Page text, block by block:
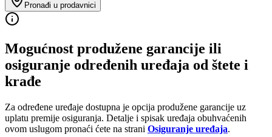
Pronađi u prodavnici
Mogućnost produžene garancije ili
osiguranje određenih uređaja od štete i
krađe
Za određene uređaje dostupna je opcija produžene garancije uz
uplatu premije osiguranja. Detalje i spisak uređaja obuhvaćenih
ovom uslugom pronaći ćete na strani Osiguranje uređaja.